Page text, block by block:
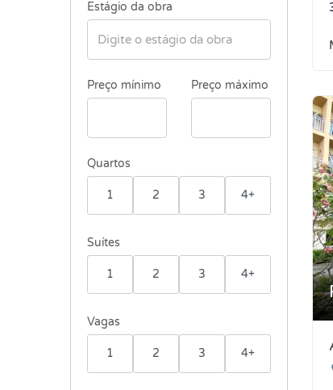
Estágio da obra
Preço mínimo Preço máximo
Quartos
1 2 3 4+
Suítes
1 2 3 4+
Vagas
1 2 3 4+